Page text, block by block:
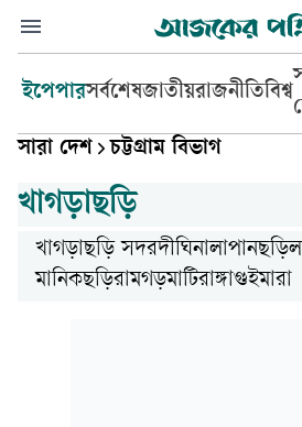
ইপেপারসর্বশেষজাতীয়রাজনীতিবিশ্ব
সারা দেশ চট্টগ্রাম বিভাগ
খাগড়াছড়ি
খাগড়াছড়ি সদরদীঘিনালাপানছড়ি
মানিকছড়িরামগড়মাটিরাঙ্গাগুইমারা